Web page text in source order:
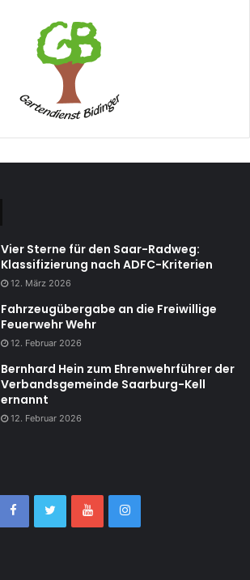
Vier Sterne für den Saar-Radweg:
Klassifizierung nach ADFC-Kriterien
12. März 2026
Fahrzeugübergabe an die Freiwillige
Feuerwehr Wehr
12. Februar 2026
Bernhard Hein zum Ehrenwehrführer der
Verbandsgemeinde Saarburg-Kell
ernannt
12. Februar 2026